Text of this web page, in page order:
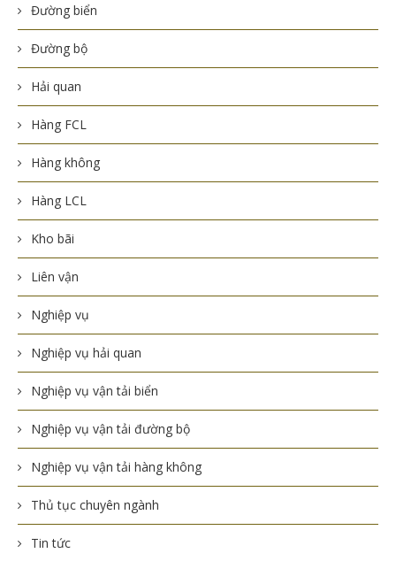
Đường biển
Đường bộ
Hải quan
Hàng FCL
Hàng không
Hàng LCL
Kho bãi
Liên vận
Nghiệp vụ
Nghiệp vụ hải quan
Nghiệp vụ vận tải biển
Nghiệp vụ vận tải đường bộ
Nghiệp vụ vận tải hàng không
Thủ tục chuyên ngành
Tin tức